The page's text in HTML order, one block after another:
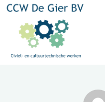
Ga
naar
inhoud